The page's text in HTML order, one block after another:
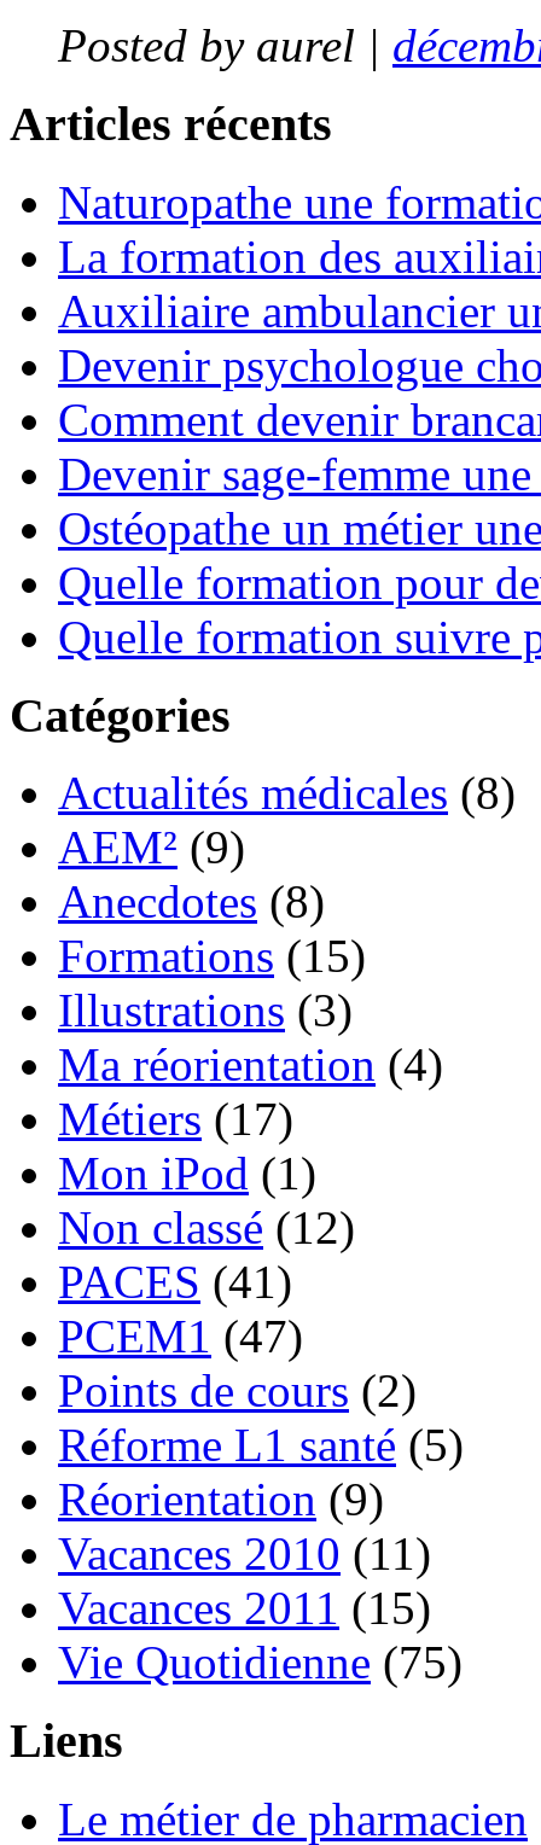
Posted by aurel |
Articles récents
Naturopathe une
La formation des
Auxiliaire ambulancier
Devenir psychologue
Comment devenir
Devenir sage-femme
Ostéopathe un métier
Quelle formation pour
Quelle formation suivre
Catégories
Actualités médicales (8)
AEM² (9)
Anecdotes (8)
Formations (15)
Illustrations (3)
Ma réorientation (4)
Métiers (17)
Mon iPod (1)
Non classé (12)
PACES (41)
PCEM1 (47)
Points de cours (2)
Réforme L1 santé (5)
Réorientation (9)
Vacances 2010 (11)
Vacances 2011 (15)
Vie Quotidienne (75)
Liens
Le métier de pharmacien